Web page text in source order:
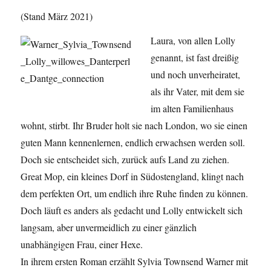
(Stand März 2021)
Laura, von allen Lolly
genannt, ist fast dreißig
und noch unverheiratet,
als ihr Vater, mit dem sie
im alten Familienhaus
wohnt, stirbt. Ihr Bruder holt sie nach London, wo sie einen
guten Mann kennenlernen, endlich erwachsen werden soll.
Doch sie entscheidet sich, zurück aufs Land zu ziehen.
Great Mop, ein kleines Dorf in Südostengland, klingt nach
dem perfekten Ort, um endlich ihre Ruhe finden zu können.
Doch läuft es anders als gedacht und Lolly entwickelt sich
langsam, aber unvermeidlich zu einer gänzlich
unabhängigen Frau, einer Hexe.
In ihrem ersten Roman erzählt Sylvia Townsend Warner mit